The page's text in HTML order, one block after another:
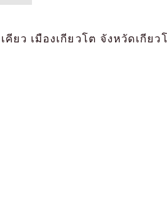
ยว เมืองเกียวโต จังหวัดเกียว